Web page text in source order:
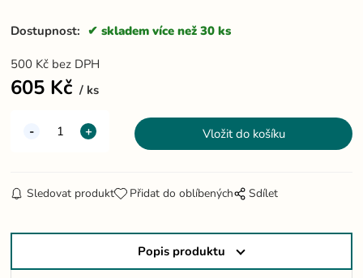
Dostupnost: skladem více než 30 ks
500 Kč bez DPH
605 Kč ks
Sledovat produkt Přidat do oblíbených Sdílet
Popis produktu